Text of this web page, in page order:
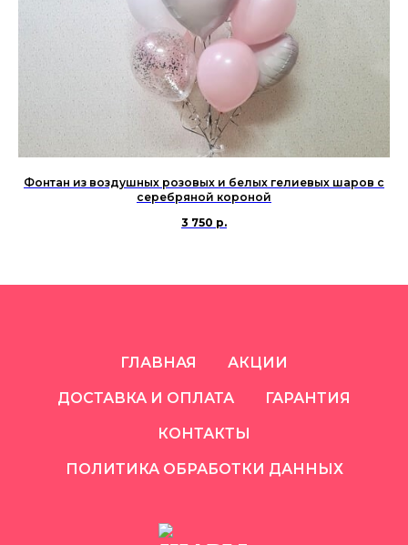
Фонтан из воздушных розовых и белых гелиевых шаров с
серебряной короной
3 750 р.
ГЛАВНАЯ АКЦИИ
ДОСТАВКА И ОПЛАТА ГАРАНТИЯ
КОНТАКТЫ
ПОЛИТИКА ОБРАБОТКИ ДАННЫХ